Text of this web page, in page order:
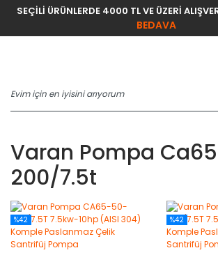
SEÇİLİ ÜRÜNLERDE 4000 TL VE ÜZERİ
BEDAVA
Varan Pompa
200/7.5t
%42 %42